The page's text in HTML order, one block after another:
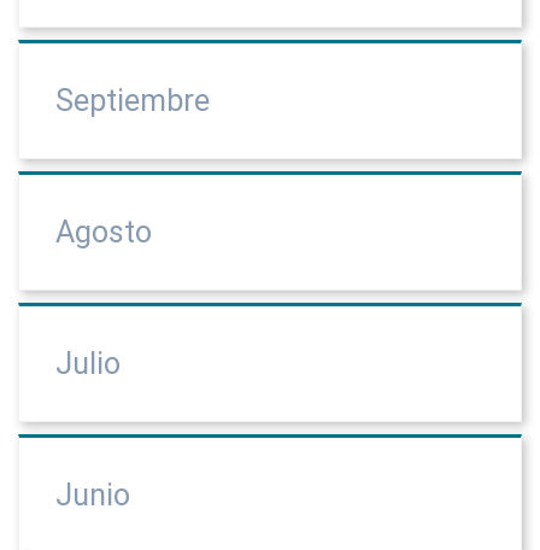
Septiembre
Agosto
Julio
Junio